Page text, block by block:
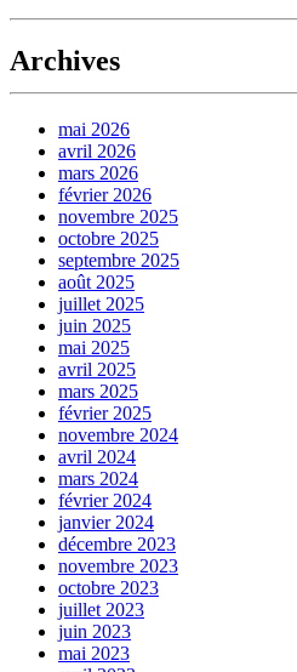
Archives
mai 2026
avril 2026
mars 2026
février 2026
novembre 2025
octobre 2025
septembre 2025
août 2025
juillet 2025
juin 2025
mai 2025
avril 2025
mars 2025
février 2025
novembre 2024
avril 2024
mars 2024
février 2024
janvier 2024
décembre 2023
novembre 2023
octobre 2023
juillet 2023
juin 2023
mai 2023